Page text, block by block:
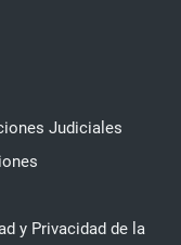
Judiciales
y Privacidad de la